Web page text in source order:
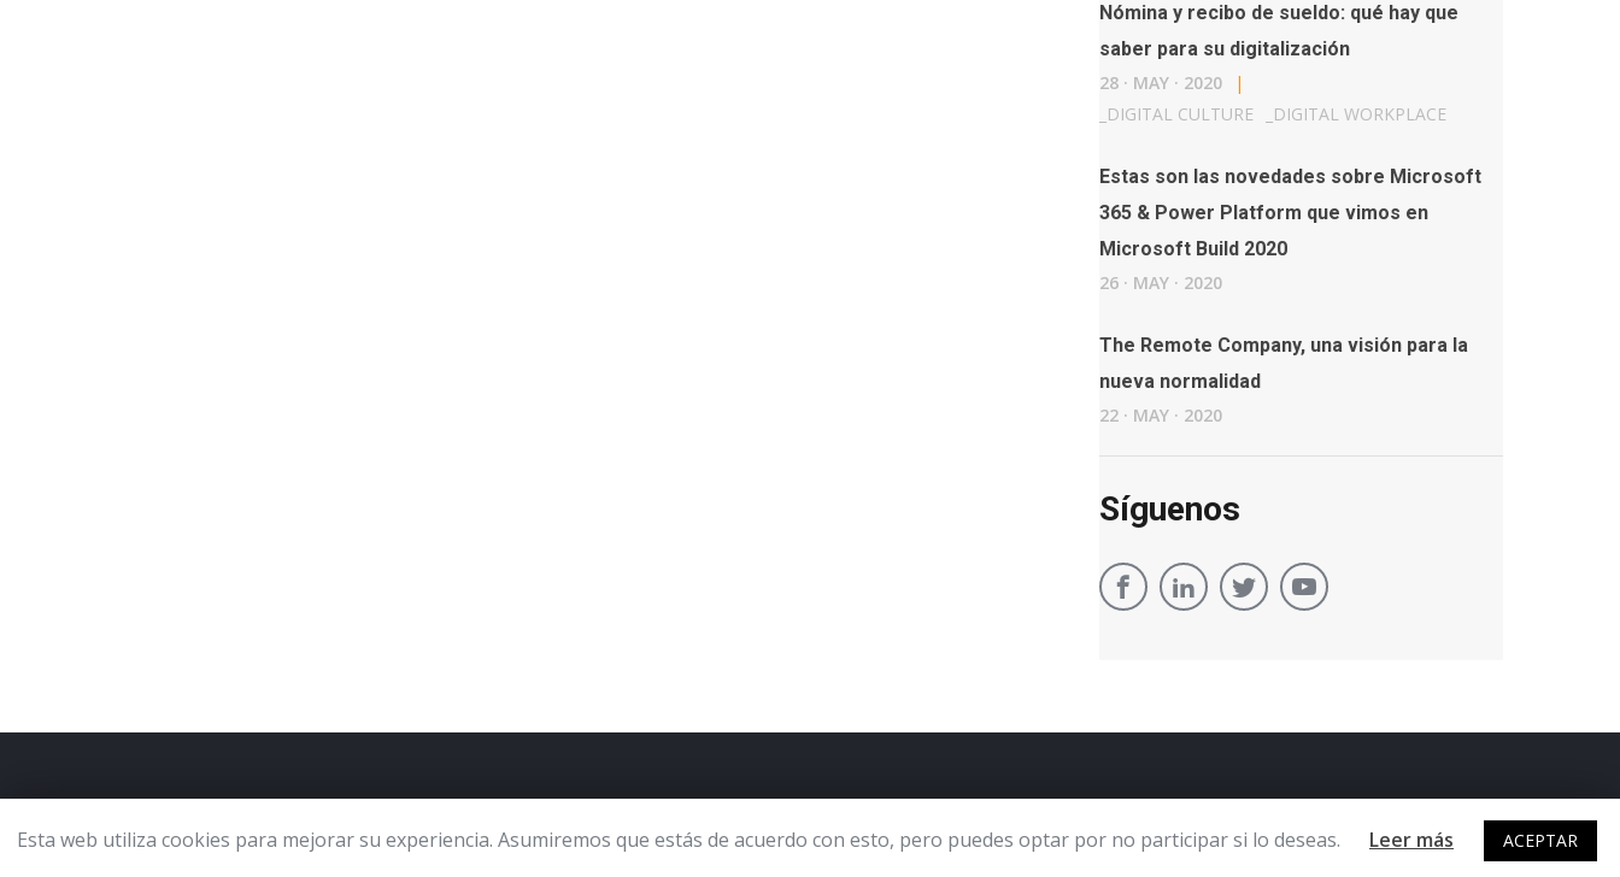
Nómina y recibo de sueldo: qué hay que
saber para su digitalización
28 · MAY · 2020
|
DIGITAL CULTURE DIGITAL WORKPLACE
Estas son las novedades sobre Microsoft
365 & Power Platform que vimos en
Microsoft Build 2020
26 · MAY · 2020
The Remote Company, una visión para la
nueva normalidad
22 · MAY · 2020
Síguenos
(c) 2017 Raona Enginyers S.L. · Todos los derechos reservados
Esta web utiliza cookies para mejorar su experiencia. Asumiremos que estás de acuerdo con esto, pero puedes optar por no participar si lo deseas. Leer más ACEPTAR